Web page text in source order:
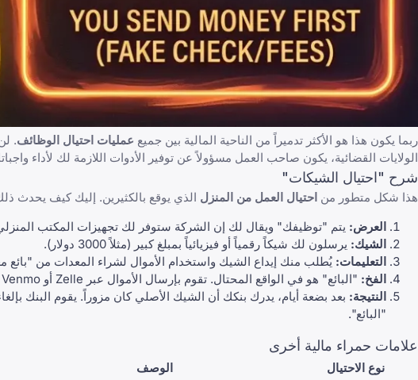
ربما يكون هذا هو الأكثر تدميراً من الناحية المالية بين جميع عمليات احتيال الوظائف.
الولايات القضائية، يكون صاحب العمل مسؤولاً عن توفير الأدوات اللازمة لك لأداء
شرح "احتيال الشيكات"
هذا شكل متطور من احتيال العمل من المنزل الذي يوقع بالكثيرين. إليك كيف يحدث
العرض: يتم "توظيفك" ويقال لك إن الشركة ستوفر لك تجهيزات المكتب
الشيك: يرسلون لك شيكاً رقمياً أو فيزيائياً بمبلغ كبير (مثلاً 3000 دولار).
التعليمات: يُطلب منك إيداع الشيك واستخدام الأموال لشراء المعدات من
الفخ: "البائع" هو في الواقع المحتال. تقوم بإرسال الأموال عبر Zelle أو Venmo أو تحويل بنكي.
النتيجة: بعد بضعة أيام، يدرك بنكك أن الشيك الأصلي كان مزوراً. يقوم البنك بإلغاء الإيداع،
"البائع".
علامات حمراء مالية أخرى
نوع الاحتيال الوصف